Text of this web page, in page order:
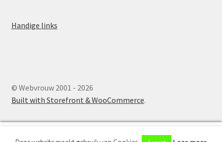
Handige links
© Webvrouw 2001 - 2026
Built with Storefront & WooCommerce.